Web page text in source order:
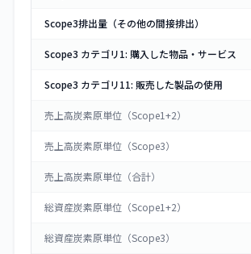
Scope3排出量（その他の間接排出）
Scope3 カテゴリ1: 購入した物品・サービス
Scope3 カテゴリ11: 販売した製品の使用
売上高炭素原単位（Scope1+2）
売上高炭素原単位（Scope3）
売上高炭素原単位（合計）
総資産炭素原単位（Scope1+2）
総資産炭素原単位（Scope3）